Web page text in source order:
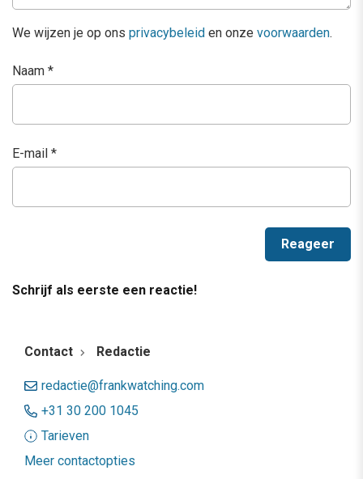
We wijzen je op ons privacybeleid en onze voorwaarden.
Naam *
E-mail *
Schrijf als eerste een reactie!
Contact Redactie
redactie@frankwatching.com
+31 30 200 1045
Tarieven
Meer contactopties